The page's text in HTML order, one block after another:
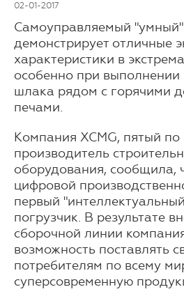
02-01-2017
Самоуправляемый "умный"
демонстрирует отличные
характеристики в
особенно при выполнении
шлака рядом с горячими
печами.
Компания XCMG, пятый
производитель
оборудования, сообщила,
цифровой
первый
погрузчик. В результате
сборочной линии
возможность поставлять
потребителям по всему
суперсовременную